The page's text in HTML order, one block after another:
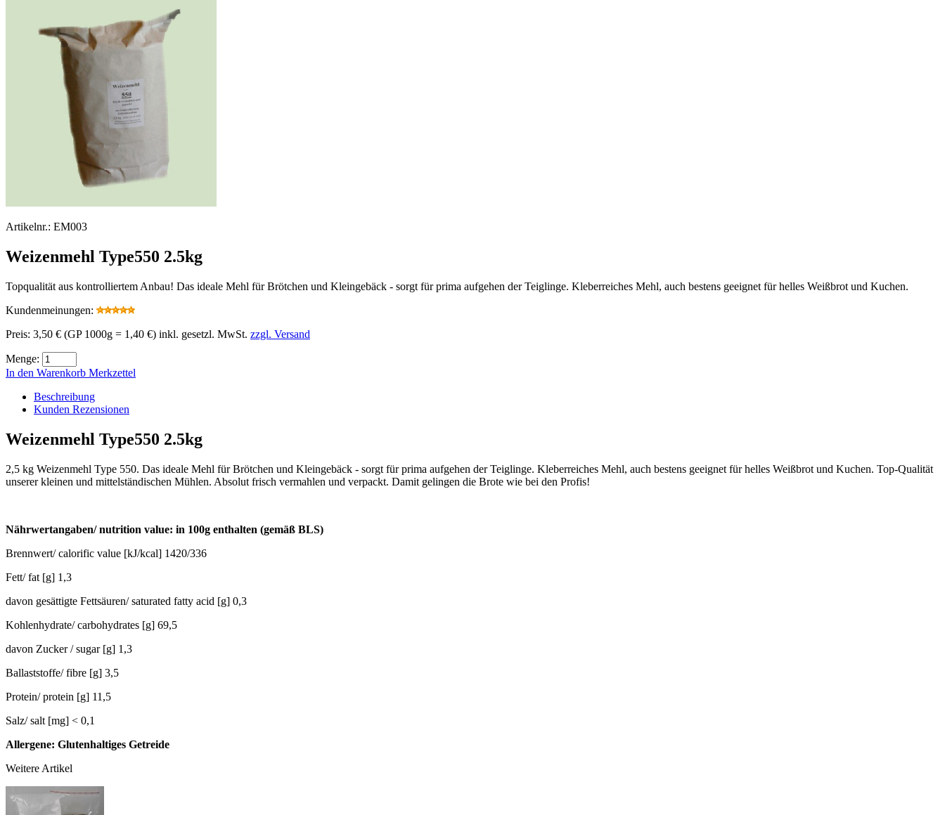
Artikelnr.: EM003
Weizenmehl Type550 2.5kg
Topqualität aus kontrolliertem Anbau! Das ideale Mehl für Brötchen und Kleingebäck - sorgt für prima aufgehen der Teiglinge. Kleberreiches Mehl, auch bestens geeignet für helles Weißbrot und Kuchen.
Kundenmeinungen:
Preis: 3,50 € (GP 1000g = 1,40 €) inkl. gesetzl. MwSt. zzgl. Versand
Menge:
In den Warenkorb Merkzettel
Beschreibung
Kunden Rezensionen
Weizenmehl Type550 2.5kg
2,5 kg Weizenmehl Type 550. Das ideale Mehl für Brötchen und Kleingebäck - sorgt für prima aufgehen der Teiglinge. Kleberreiches Mehl, auch bestens geeignet für helles Weißbrot und Kuchen. Top-Qualität
unserer kleinen und mittelständischen Mühlen. Absolut frisch vermahlen und verpackt. Damit gelingen die Brote wie bei den Profis!
Nährwertangaben/ nutrition value: in 100g enthalten (gemäß BLS)
Brennwert/ calorific value [kJ/kcal] 1420/336
Fett/ fat [g] 1,3
davon gesättigte Fettsäuren/ saturated fatty acid [g] 0,3
Kohlenhydrate/ carbohydrates [g] 69,5
davon Zucker / sugar [g] 1,3
Ballaststoffe/ fibre [g] 3,5
Protein/ protein [g] 11,5
Salz/ salt [mg] < 0,1
Allergene: Glutenhaltiges Getreide
Weitere Artikel